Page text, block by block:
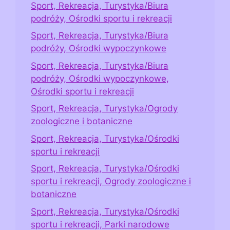
Sport, Rekreacja, Turystyka/Biura
podróży, Ośrodki sportu i rekreacji
Sport, Rekreacja, Turystyka/Biura
podróży, Ośrodki wypoczynkowe
Sport, Rekreacja, Turystyka/Biura
podróży, Ośrodki wypoczynkowe,
Ośrodki sportu i rekreacji
Sport, Rekreacja, Turystyka/Ogrody
zoologiczne i botaniczne
Sport, Rekreacja, Turystyka/Ośrodki
sportu i rekreacji
Sport, Rekreacja, Turystyka/Ośrodki
sportu i rekreacji, Ogrody zoologiczne i
botaniczne
Sport, Rekreacja, Turystyka/Ośrodki
sportu i rekreacji, Parki narodowe